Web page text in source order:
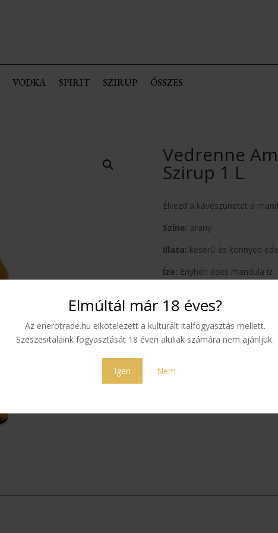
Elmúltál már 18 éves?
Az enerotrade.hu elkötelezett a kulturált italfogyasztás mellett.
Szeszesitalaink fogyasztását 18 éven aluliak számára nem ajánljuk.
Igen Nem
VODKA SPIRIT SZIRUP ÖSSZES
Vedrenne
Szirup 1 L
Élvezd a kávészünetet a
Színe: arany
Illata: keserű és könnyed
Íze: Enyhén édes mandula íz
6 590Ft
Elfogyott